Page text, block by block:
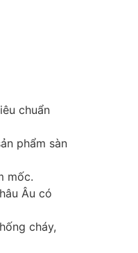
chuẩn
phẩm sàn
mốc.
Âu có
cháy,